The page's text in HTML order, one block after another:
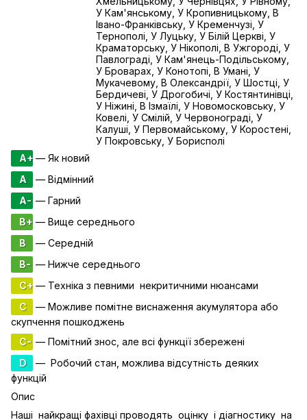
У Кам'янському, У Кропивницькому, В
Івано-Франківську, У Кременчузі, У
Тернополі, У Луцьку, У Білій Церкві, У
Краматорську, У Нікополі, В Ужгороді, У
Павлограді, У Кам'янець-Подільському,
У Броварах, У Конотопі, В Умані, У
Мукачевому, В Олександрії, У Шостці, У
Бердичеві, У Дрогобичі, У Костянтинівці,
У Ніжині, В Ізмаїлі, У Новомосковську, У
Ковелі, У Смілій, У Червонограді, У
Калуші, У Первомайському, У Коростені,
У Покровську, У Борисполі
A+— Як новий
A
— Відмінний
A- — Гарний
B+ — Вище середнього
B
— Середній
B- — Нижче середнього
C+— Техніка з певними некритичними нюансами
C
— Можливе помітне виснаження акумулятора або
скупчення пошкоджень
C- — Помітний знос, але всі функції збережені
D
— Робочий стан, можлива відсутність деяких
функцій
Опис
Наші найкращі фахівці проводять оцінку і діагностику на